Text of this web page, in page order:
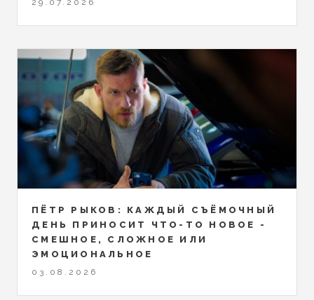
29.07.2026
ПЁТР РЫКОВ: КАЖДЫЙ СЪЁМОЧНЫЙ
ДЕНЬ ПРИНОСИТ ЧТО-ТО НОВОЕ -
СМЕШНОЕ, СЛОЖНОЕ ИЛИ
ЭМОЦИОНАЛЬНОЕ
03.08.2026